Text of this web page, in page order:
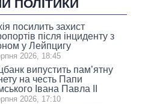
ПОЛІТИКИ
посилить захист
після інциденту з
у Лейпцигу
2026, 18:45
випустить пам’ятну
на честь Папи
Івана Павла II
2026, 17:10